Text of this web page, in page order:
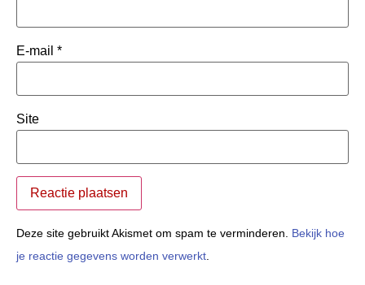
E-mail *
Site
Deze site gebruikt Akismet om spam te verminderen. Bekijk hoe
je reactie gegevens worden verwerkt